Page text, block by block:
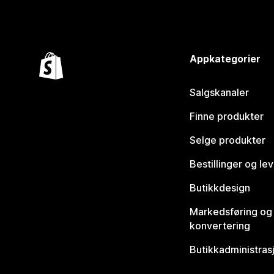
Appkategorier
Salgskanaler
Finne produkter
Selge produkter
Bestillinger og
Butikkdesign
Markedsføring og
konvertering